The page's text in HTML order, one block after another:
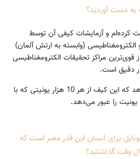
به دست آوردید؟
کرده‌ام و آزمایشات کیفی آن توسط
(وابسته به ارتش آلمان)
مراکز تحقیقات الکترومغناطیسی
دقیق است.
رقم 9999/99 نشان می‌دهد که این کیف از هر 10 هزار یونیتی که با
را عبور می‌دهد.
برای انسان این قدر مضر است که
وقت گذاشتید؟